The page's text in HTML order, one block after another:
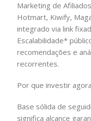
Marketing de
Hotmart, Kiwify,
integrado via link
Escalabilidade*
recomendações e
recorrentes.
Por que investir
Base sólida de
significa alcance